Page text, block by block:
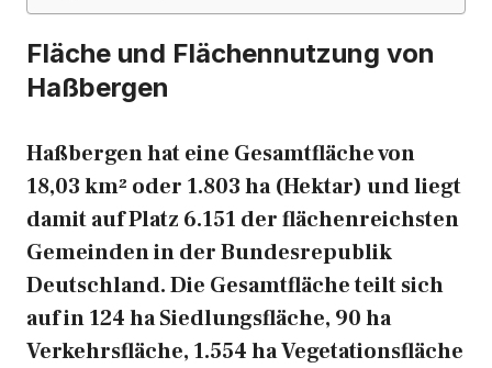
Fläche und Flächennutzung von
Haßbergen
Haßbergen hat eine Gesamtfläche von
18,03 km² oder 1.803 ha (Hektar) und liegt
damit auf Platz 6.151 der flächenreichsten
Gemeinden in der Bundesrepublik
Deutschland. Die Gesamtfläche teilt sich
auf in 124 ha Siedlungsfläche, 90 ha
Verkehrsfläche, 1.554 ha Vegetationsfläche